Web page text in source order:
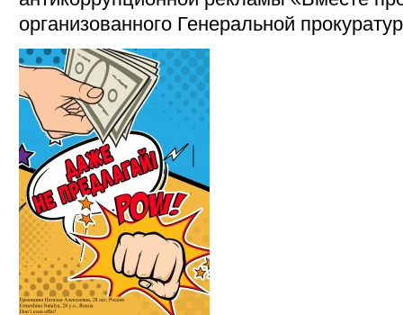
организованного Генеральной